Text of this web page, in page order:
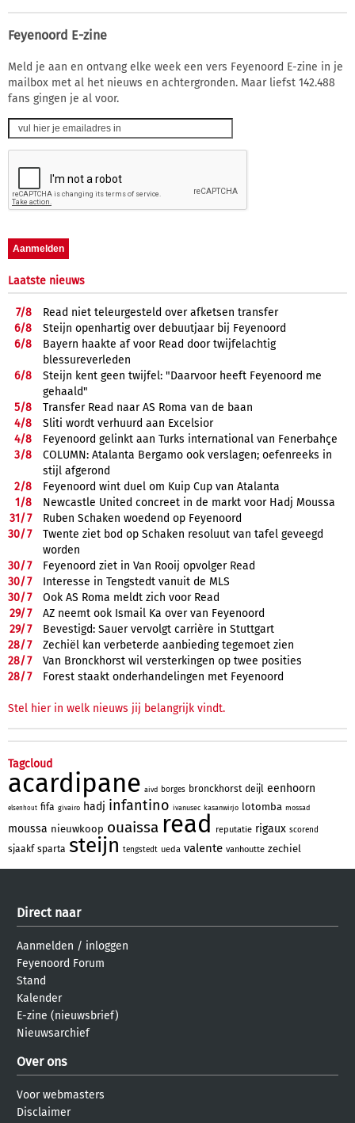
Feyenoord E-zine
Meld je aan en ontvang elke week een vers Feyenoord E-zine in je
mailbox met al het nieuws en achtergronden. Maar liefst 142.488
fans gingen je al voor.
Laatste nieuws
7/8
Read niet teleurgesteld over afketsen transfer
6/8
Steijn openhartig over debuutjaar bij Feyenoord
6/8
Bayern haakte af voor Read door twijfelachtig
blessureverleden
6/8
Steijn kent geen twijfel: "Daarvoor heeft Feyenoord me
gehaald"
5/8
Transfer Read naar AS Roma van de baan
4/8
Sliti wordt verhuurd aan Excelsior
4/8
Feyenoord gelinkt aan Turks international van Fenerbahçe
3/8
COLUMN: Atalanta Bergamo ook verslagen; oefenreeks in
stijl afgerond
2/8
Feyenoord wint duel om Kuip Cup van Atalanta
1/8
Newcastle United concreet in de markt voor Hadj Moussa
31/7
Ruben Schaken woedend op Feyenoord
30/7
Twente ziet bod op Schaken resoluut van tafel geveegd
worden
30/7
Feyenoord ziet in Van Rooij opvolger Read
30/7
Interesse in Tengstedt vanuit de MLS
30/7
Ook AS Roma meldt zich voor Read
29/7
AZ neemt ook Ismail Ka over van Feyenoord
29/7
Bevestigd: Sauer vervolgt carrière in Stuttgart
28/7
Zechiël kan verbeterde aanbieding tegemoet zien
28/7
Van Bronckhorst wil versterkingen op twee posities
28/7 Forest staakt onderhandelingen met Feyenoord
Stel hier in welk nieuws jij belangrijk vindt.
Tagcloud
acardipane aivd borges bronckhorst deijl eenhoorn
elsenhout fifa givairo hadj infantino ivanusec kasanwirjo lotomba mossad
moussa nieuwkoop ouaissa read reputatie rigaux scorend
sjaakf sparta steijn tengstedt ueda valente vanhoutte zechiel
Direct naar
Aanmelden / inloggen
Feyenoord Forum
Stand
Kalender
E-zine (nieuwsbrief)
Nieuwsarchief
Over ons
Voor webmasters
Disclaimer